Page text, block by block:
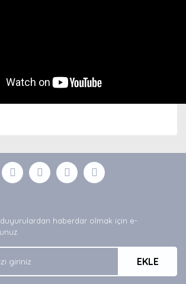
Yorum Yaz
tarafımıza iletebilirsiniz.
için teşekkür ederiz.
eksik bilgiler bulunuyor.
hatalar bulunuyor.
sitelerden daha pahalı.
farklı alternatifler olmalı.
haberdar olmak için e-
EKLE